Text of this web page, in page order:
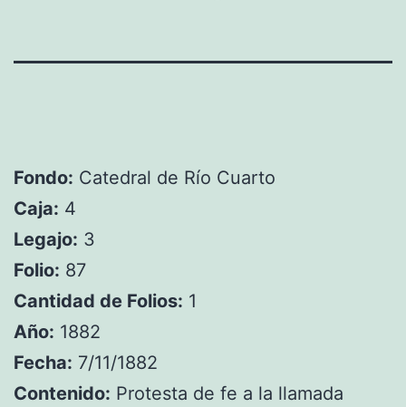
Fondo: Catedral de Río Cuarto
Caja: 4
Legajo: 3
Folio: 87
Cantidad de Folios: 1
Año: 1882
Fecha: 7/11/1882
Contenido: Protesta de fe a la llamada